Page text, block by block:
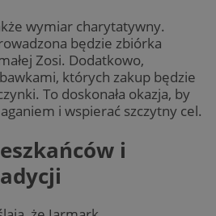
wymiar charytatywny.
będzie zbiórka
Zosi. Dodatkowo,
których zakup będzie
To doskonała okazja, by
i wspierać szczytny cel.
i